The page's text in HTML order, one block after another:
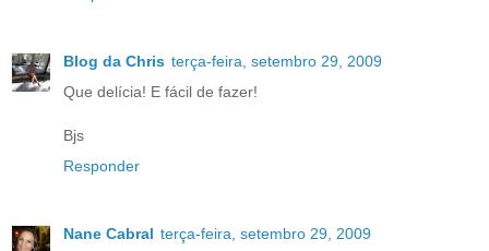
Blog da Chris terça-feira, setembro 29, 2009
Que delícia! E fácil de fazer!
Bjs
Responder
Nane Cabral terça-feira, setembro 29, 2009